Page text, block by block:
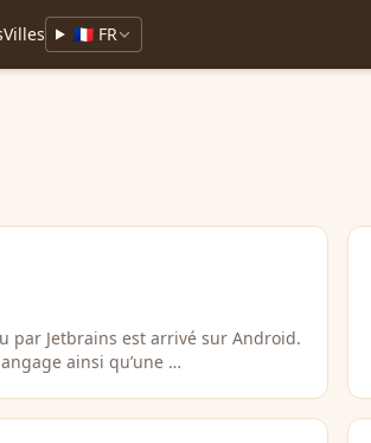
Villes 🇫🇷 FR
par Jetbrains est arrivé sur Android.
ainsi qu’une …